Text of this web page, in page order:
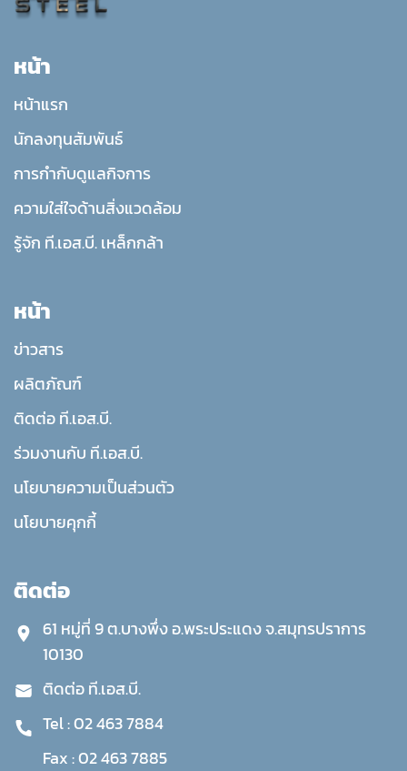
หน้า
หน้าแรก
นักลงทุนสัมพันธ์
การกำกับดูแลกิจการ
ความใส่ใจด้านสิ่งแวดล้อม
รู้จัก ที.เอส.บี. เหล็กกล้า
หน้า
ข่าวสาร
ผลิตภัณฑ์
ติดต่อ ที.เอส.บี.
ร่วมงานกับ ที.เอส.บี.
นโยบายความเป็นส่วนตัว
นโยบายคุกกี้
ติดต่อ
61 หมู่ที่ 9 ต.บางพึ่ง อ.พระประแดง จ.สมุทรปราการ
10130
ติดต่อ ที.เอส.บี.
Tel :02 463 7884
Fax :02 463 7885